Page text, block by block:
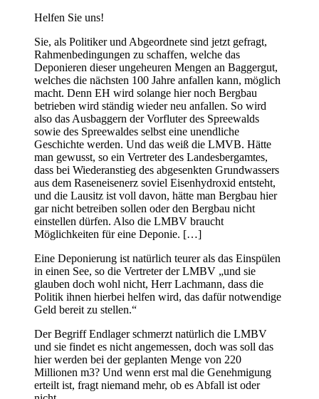
Helfen Sie uns!
Sie, als Politiker und Abgeordnete sind jetzt gefragt,
Rahmenbedingungen zu schaffen, welche das
Deponieren dieser ungeheuren Mengen an Baggergut,
welches die nächsten 100 Jahre anfallen kann, möglich
macht. Denn EH wird solange hier noch Bergbau
betrieben wird ständig wieder neu anfallen. So wird
also das Ausbaggern der Vorfluter des Spreewalds
sowie des Spreewaldes selbst eine unendliche
Geschichte werden. Und das weiß die LMVB. Hätte
man gewusst, so ein Vertreter des Landesbergamtes,
dass bei Wiederanstieg des abgesenkten Grundwassers
aus dem Raseneisenerz soviel Eisenhydroxid entsteht,
und die Lausitz ist voll davon, hätte man Bergbau hier
gar nicht betreiben sollen oder den Bergbau nicht
einstellen dürfen. Also die LMBV braucht
Möglichkeiten für eine Deponie. […]
Eine Deponierung ist natürlich teurer als das Einspülen
in einen See, so die Vertreter der LMBV „und sie
glauben doch wohl nicht, Herr Lachmann, dass die
Politik ihnen hierbei helfen wird, das dafür notwendige
Geld bereit zu stellen.“
Der Begriff Endlager schmerzt natürlich die LMBV
und sie findet es nicht angemessen, doch was soll das
hier werden bei der geplanten Menge von 220
Millionen m3? Und wenn erst mal die Genehmigung
erteilt ist, fragt niemand mehr, ob es Abfall ist oder